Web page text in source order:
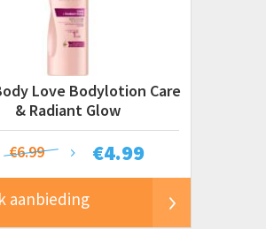
Love Bodylotion Care
& Radiant Glow
€4.99
€6.99
aanbieding